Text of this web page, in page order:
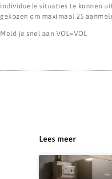
individuele situaties te kunnen
gekozen om maximaal 25
Meld je snel aan VOL=VOL
Lees meer